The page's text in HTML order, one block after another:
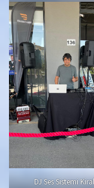
DJ Ses Sistemi